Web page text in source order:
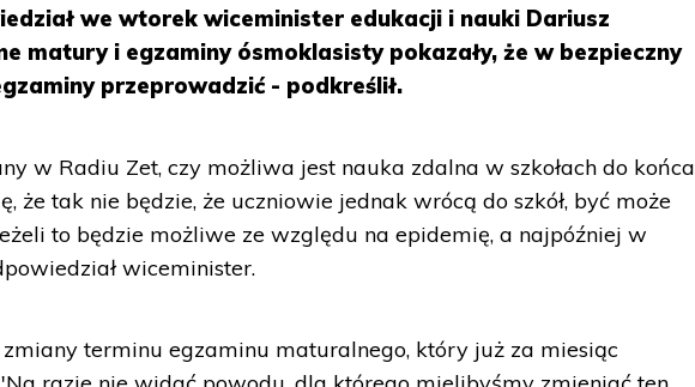
we wtorek wiceminister edukacji i nauki Dariusz
matury i egzaminy ósmoklasisty pokazały, że w bezpieczny
przeprowadzić - podkreślił.
w Radiu Zet, czy możliwa jest nauka zdalna w szkołach do końca
że tak nie będzie, że uczniowie jednak wrócą do szkół, być może
to będzie możliwe ze względu na epidemię, a najpóźniej w
wiceminister.
terminu egzaminu maturalnego, który już za miesiąc